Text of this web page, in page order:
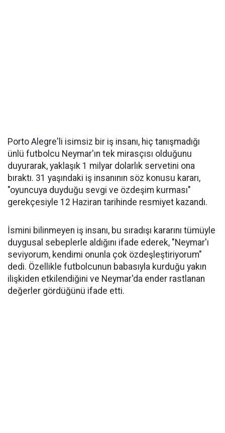
Porto Alegre'li isimsiz bir iş insanı, hiç tanışmadığı
ünlü futbolcu Neymar'ın tek mirasçısı olduğunu
duyurarak, yaklaşık 1 milyar dolarlık servetini ona
bıraktı. 31 yaşındaki iş insanının söz konusu kararı,
"oyuncuya duyduğu sevgi ve özdeşim kurması"
gerekçesiyle 12 Haziran tarihinde resmiyet kazandı.
İsmini bilinmeyen iş insanı, bu sıradışı kararını tümüyle
duygusal sebeplerle aldığını ifade ederek, "Neymar'ı
seviyorum, kendimi onunla çok özdeşleştiriyorum"
dedi. Özellikle futbolcunun babasıyla kurduğu yakın
ilişkiden etkilendiğini ve Neymar'da ender rastlanan
değerler gördüğünü ifade etti.